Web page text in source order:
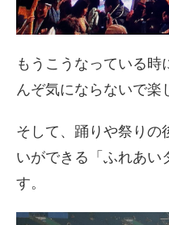
もうこうなっている時
んぞ気にならないで楽
そして、踊りや祭りの
いができる「ふれあい
す。